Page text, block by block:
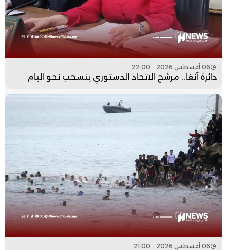
06 أغسطس 2026 - 22:00
دائرة آنفا.. مرشح الاتحاد الدستوري ينسحب نحو البام
06 أغسطس 2026 - 21:00